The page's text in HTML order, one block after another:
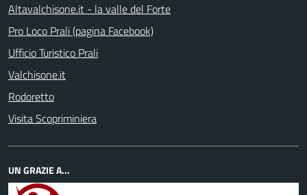
Altavalchisone.it - la valle del Forte
Pro Loco Prali (pagina Facebook)
Ufficio Turistico Prali
Valchisone.it
Rodoretto
Visita Scopriminiera
UN GRAZIE A...